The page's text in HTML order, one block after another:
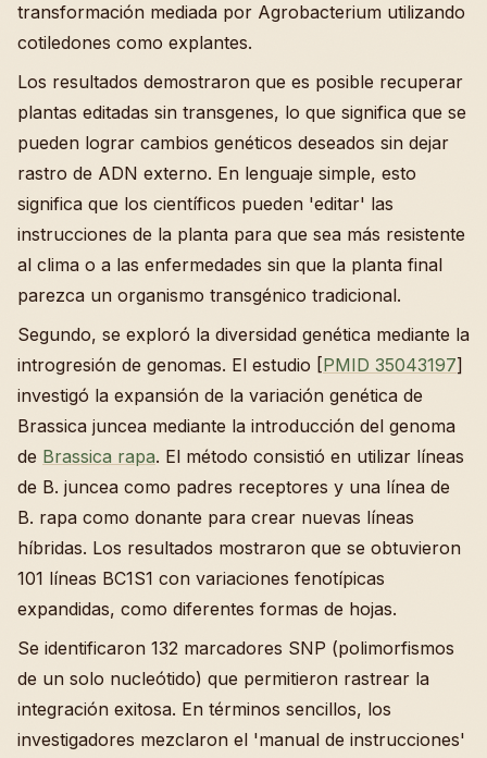
transformación mediada por Agrobacterium utilizando
cotiledones como explantes.
Los resultados demostraron que es posible recuperar
plantas editadas sin transgenes, lo que significa que se
pueden lograr cambios genéticos deseados sin dejar
rastro de ADN externo. En lenguaje simple, esto
significa que los científicos pueden 'editar' las
instrucciones de la planta para que sea más resistente
al clima o a las enfermedades sin que la planta final
parezca un organismo transgénico tradicional.
Segundo, se exploró la diversidad genética mediante la
introgresión de genomas. El estudio [PMID 35043197]
investigó la expansión de la variación genética de
Brassica juncea mediante la introducción del genoma
de Brassica rapa. El método consistió en utilizar líneas
de B. juncea como padres receptores y una línea de
B. rapa como donante para crear nuevas líneas
híbridas. Los resultados mostraron que se obtuvieron
101 líneas BC1S1 con variaciones fenotípicas
expandidas, como diferentes formas de hojas.
Se identificaron 132 marcadores SNP (polimorfismos
de un solo nucleótido) que permitieron rastrear la
integración exitosa. En términos sencillos, los
investigadores mezclaron el 'manual de instrucciones'